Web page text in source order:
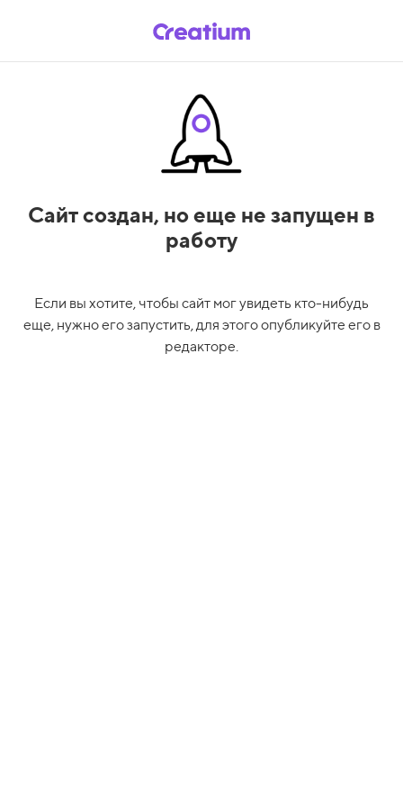
Сайт создан, но еще не запущен в
работу
Если вы хотите, чтобы сайт мог увидеть кто-нибудь
еще, нужно его запустить, для этого опубликуйте его в
редакторе.